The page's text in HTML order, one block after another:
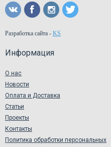
Разработка сайта - KS
Информация
О нас
Новости
Оплата и Доставка
Статьи
Проекты
Контакты
Политика обработки персональных